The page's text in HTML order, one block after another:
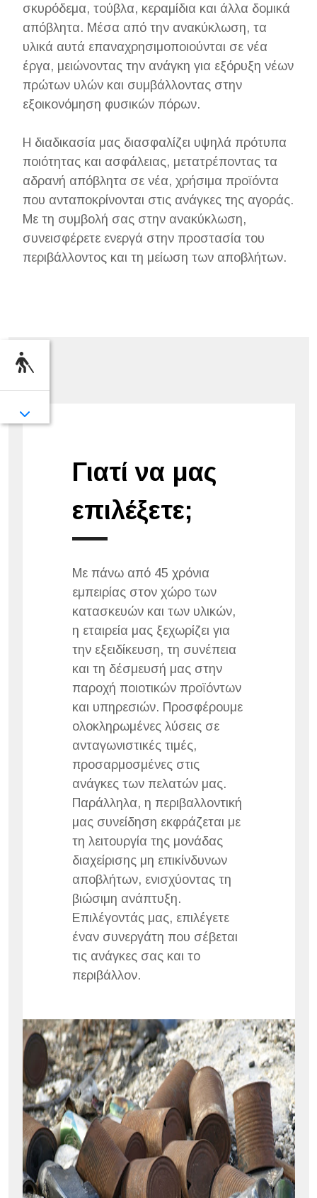
σκυρόδεμα, τούβλα, κεραμίδια και άλλα δομικά
απόβλητα. Μέσα από την ανακύκλωση, τα
υλικά αυτά επαναχρησιμοποιούνται σε νέα
έργα, μειώνοντας την ανάγκη για εξόρυξη νέων
πρώτων υλών και συμβάλλοντας στην
εξοικονόμηση φυσικών πόρων.
Η διαδικασία μας διασφαλίζει υψηλά πρότυπα
ποιότητας και ασφάλειας, μετατρέποντας τα
αδρανή απόβλητα σε νέα, χρήσιμα προϊόντα
που ανταποκρίνονται στις ανάγκες της αγοράς.
Με τη συμβολή σας στην ανακύκλωση,
συνεισφέρετε ενεργά στην προστασία του
περιβάλλοντος και τη μείωση των αποβλήτων.
Γιατί να μας
επιλέξετε;
Με πάνω από 45 χρόνια
εμπειρίας στον χώρο των
κατασκευών και των υλικών,
η εταιρεία μας ξεχωρίζει για
την εξειδίκευση, τη συνέπεια
και τη δέσμευσή μας στην
παροχή ποιοτικών προϊόντων
και υπηρεσιών. Προσφέρουμε
ολοκληρωμένες λύσεις σε
ανταγωνιστικές τιμές,
προσαρμοσμένες στις
ανάγκες των πελατών μας.
Παράλληλα, η περιβαλλοντική
μας συνείδηση εκφράζεται με
τη λειτουργία της μονάδας
διαχείρισης μη επικίνδυνων
αποβλήτων, ενισχύοντας τη
βιώσιμη ανάπτυξη.
Επιλέγοντάς μας, επιλέγετε
έναν συνεργάτη που σέβεται
τις ανάγκες σας και το
περιβάλλον.